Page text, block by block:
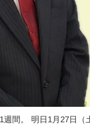
週間。 明日1月27日（